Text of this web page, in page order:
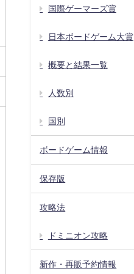
国際ゲーマーズ賞
日本ボードゲーム大賞
概要と結果一覧
人数別
国別
ボードゲーム情報
保存版
攻略法
ドミニオン攻略
新作・再販予約情報